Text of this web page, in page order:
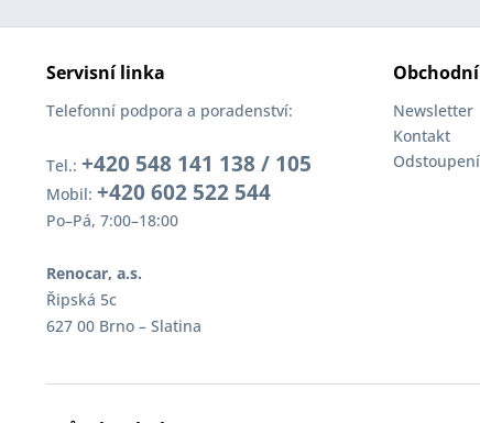
Servisní linka
Telefonní podpora a poradenství:
Tel.: +420 548 141 138 / 105
Mobil: +420 602 522 544
Po–Pá, 7:00–18:00
Renocar, a.s.
Řipská 5c
627 00 Brno – Slatina
Newsletter
Kontakt